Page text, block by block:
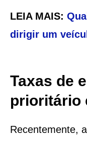
LEIA MAIS:
dirigir um
Taxas de
prioritário
Recentemente,